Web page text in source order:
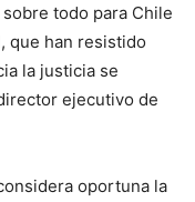
todo para Chile
que han resistido
la justicia se
ejecutivo de
oportuna la